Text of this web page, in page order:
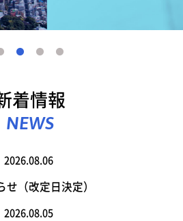
着情報
NEWS
2026.08.06
（改定日決定）
2026.08.05